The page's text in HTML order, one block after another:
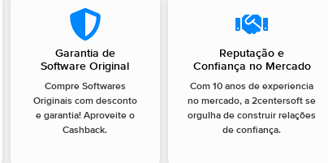
Garantia de
Software Original
Compre Softwares
Originais com desconto
e garantia! Aproveite o
Cashback.
Reputação e
Confiança no Mercado
Com 10 anos de experiencia
no mercado, a 2centersoft se
orgulha de construir relações
de confiança.